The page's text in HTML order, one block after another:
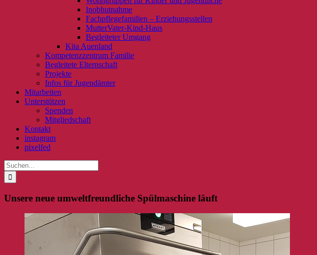
Inobhutnahme
Fachpflegefamilien – Erziehungsstellen
MutterVater-Kind-Haus
Begleiteter Umgang
Kita Auenland
Kompetenzzentrum Familie
Begleitete Elternschaft
Projekte
Infos für Jugendämter
Mitarbeiten
Unterstützen
Spenden
Mitgliedschaft
Kontakt
instagram
pixelfed
Suche
nach:
Unsere neue umweltfreundliche Spülmaschine läuft
Zeige
grösseres
Bild